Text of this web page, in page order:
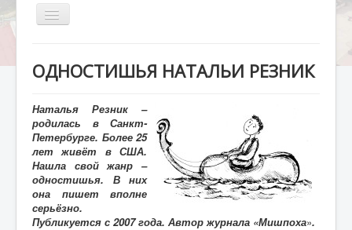
Включить/
выключить
О журнале
Библиотека
Наше кино
Архивариус
Актуальное интервью
Воспоминания
ОДНОСТИШЬЯ НАТАЛЬИ РЕЗНИК
Наталья Резник –
родилась в Санкт-
Петербурге. Более 25
лет живёт в США.
Нашла свой жанр –
одностишья. В них
она пишет вполне
серьёзно.
Публикуется с 2007 года. Автор журнала «Мишпоха».